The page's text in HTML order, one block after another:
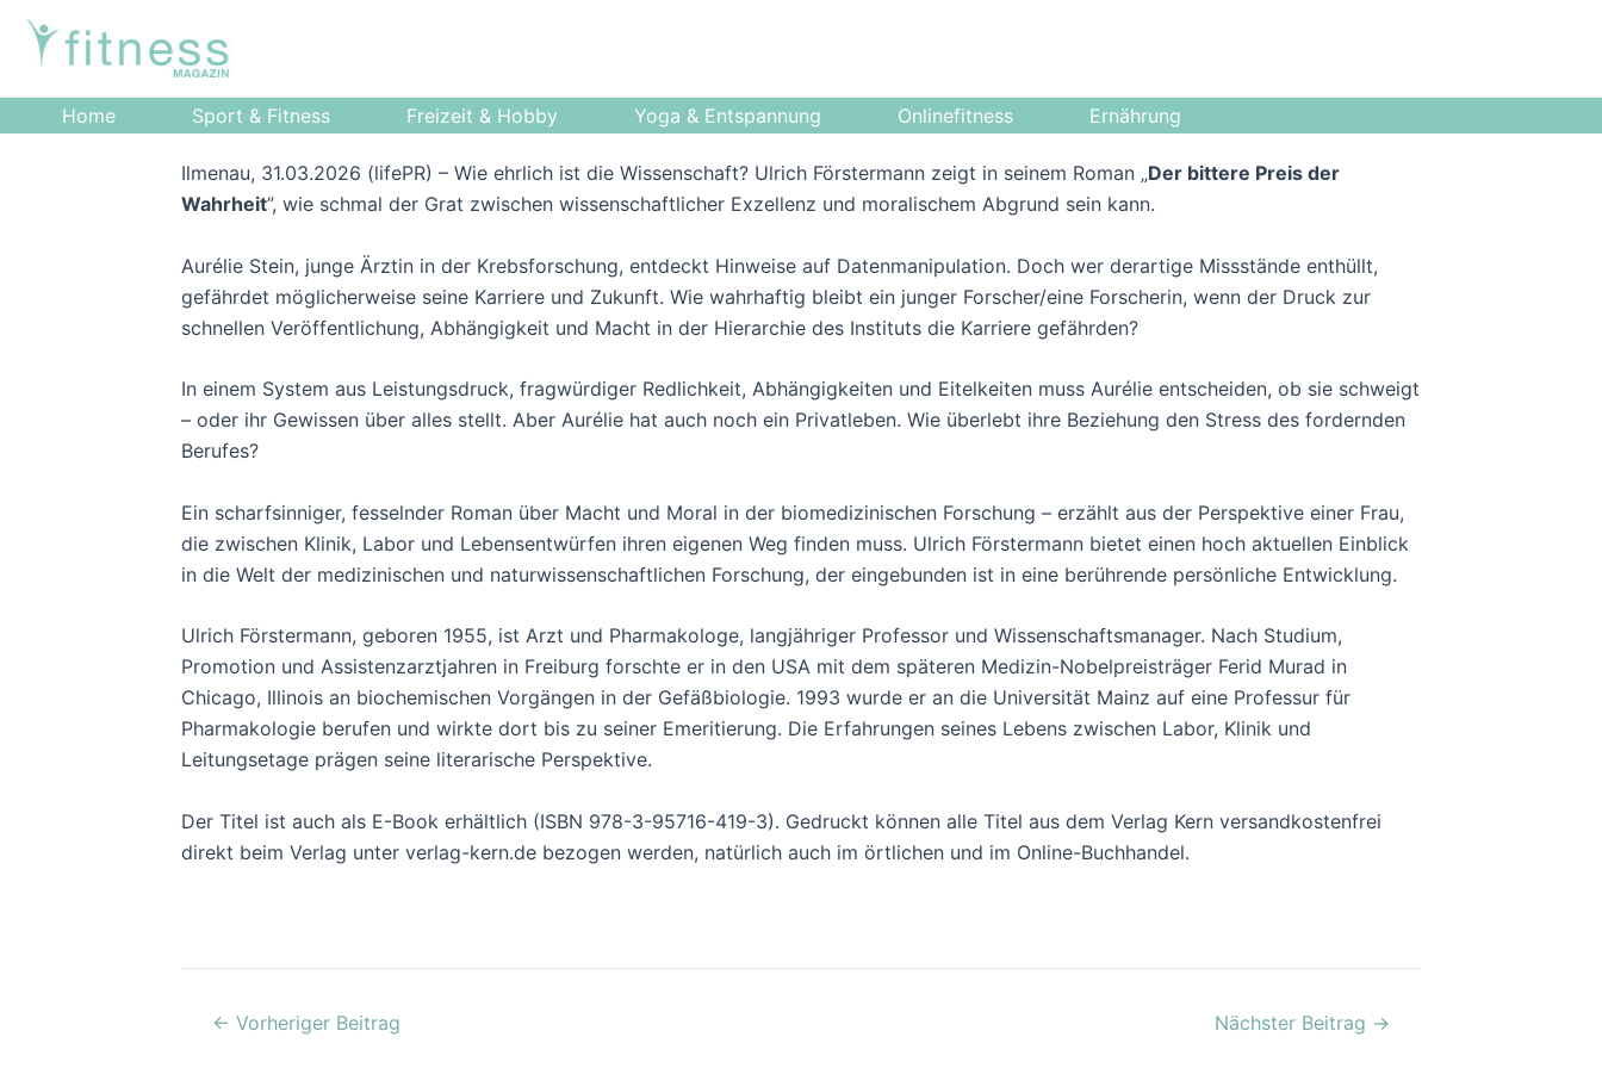
Zum
Inhalt
Home
Sport & Fitness Freizeit & Hobby Yoga & Entspannung Onlinefitness Ernährung
Ilmenau, 31.03.2026 (lifePR) – Wie ehrlich ist die Wissenschaft? Ulrich Förstermann zeigt in seinem Roman „Der bittere Preis der
Wahrheit”, wie schmal der Grat zwischen wissenschaftlicher Exzellenz und moralischem Abgrund sein kann.
Aurélie Stein, junge Ärztin in der Krebsforschung, entdeckt Hinweise auf Datenmanipulation. Doch wer derartige Missstände enthüllt,
gefährdet möglicherweise seine Karriere und Zukunft. Wie wahrhaftig bleibt ein junger Forscher/eine Forscherin, wenn der Druck zur
schnellen Veröffentlichung, Abhängigkeit und Macht in der Hierarchie des Instituts die Karriere gefährden?
In einem System aus Leistungsdruck, fragwürdiger Redlichkeit, Abhängigkeiten und Eitelkeiten muss Aurélie entscheiden, ob sie schweigt
– oder ihr Gewissen über alles stellt. Aber Aurélie hat auch noch ein Privatleben. Wie überlebt ihre Beziehung den Stress des fordernden
Berufes?
Ein scharfsinniger, fesselnder Roman über Macht und Moral in der biomedizinischen Forschung – erzählt aus der Perspektive einer Frau,
die zwischen Klinik, Labor und Lebensentwürfen ihren eigenen Weg finden muss. Ulrich Förstermann bietet einen hoch aktuellen Einblick
in die Welt der medizinischen und naturwissenschaftlichen Forschung, der eingebunden ist in eine berührende persönliche Entwicklung.
Ulrich Förstermann, geboren 1955, ist Arzt und Pharmakologe, langjähriger Professor und Wissenschaftsmanager. Nach Studium,
Promotion und Assistenzarztjahren in Freiburg forschte er in den USA mit dem späteren Medizin-Nobelpreisträger Ferid Murad in
Chicago, Illinois an biochemischen Vorgängen in der Gefäßbiologie. 1993 wurde er an die Universität Mainz auf eine Professur für
Pharmakologie berufen und wirkte dort bis zu seiner Emeritierung. Die Erfahrungen seines Lebens zwischen Labor, Klinik und
Leitungsetage prägen seine literarische Perspektive.
Der Titel ist auch als E-Book erhältlich (ISBN 978-3-95716-419-3). Gedruckt können alle Titel aus dem Verlag Kern versandkostenfrei
direkt beim Verlag unter verlag-kern.de bezogen werden, natürlich auch im örtlichen und im Online-Buchhandel.
navigation
← Vorheriger Beitrag Nächster Beitrag →